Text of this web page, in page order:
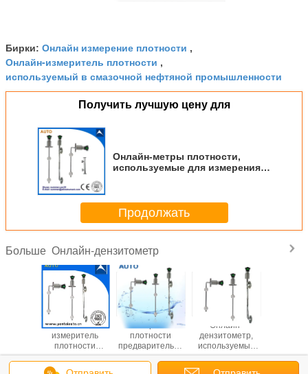
Бирки: Онлайн измерение плотности ,
Онлайн-измеритель плотности ,
используемый в смазочной нефтяной промышленности
Получить лучшую цену для
Онлайн-метры плотности,
используемые для измерения
Продолжать
Больше Онлайн-дензитометр
в
Онлайн-
измеритель
плотности
используется в
нефти с низкой
Измерение
плотности
предварительно
конденсированного
молока / Онлайн-
Онлайн-
дензитометр,
используемый
для химических
добыче